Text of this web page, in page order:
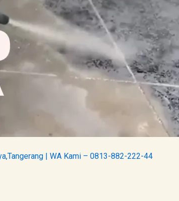
| WA Kami – 0813-882-222-44